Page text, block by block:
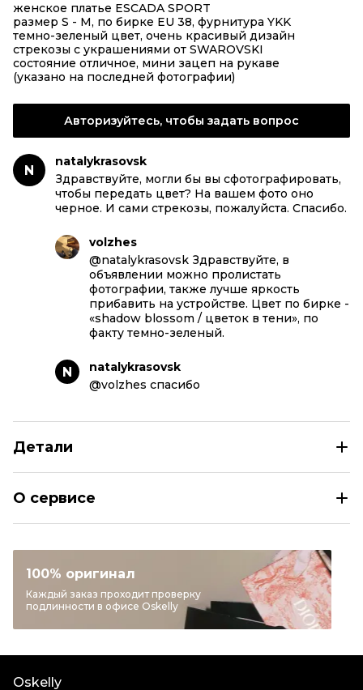
женское платье ESCADA SPORT
размер S - M, по бирке EU 38, фурнитура YKK
темно-зеленый цвет, очень красивый дизайн
стрекозы с украшениями от SWAROVSKI
состояние отличное, мини зацеп на рукаве
(указано на последней фотографии)
Авторизуйтесь, чтобы задать вопрос
N
natalykrasovsk
Здравствуйте, могли бы вы сфотографировать,
чтобы передать цвет? На вашем фото оно
черное. И сами стрекозы, пожалуйста. Спасибо.
volzhes
@natalykrasovsk Здравствуйте, в
объявлении можно пролистать
фотографии, также лучше яркость
прибавить на устройстве. Цвет по бирке -
«shadow blossom / цветок в тени», по
факту темно-зеленый.
N
natalykrasovsk
@volzhes спасибо
Детали
Категория
Повседневные платья
Бренд
ESCADA
Материал одежды
Другое
О сервисе
100% оригинал
Каждый заказ проходит проверку
подлинности в офисе Oskelly
Oskelly